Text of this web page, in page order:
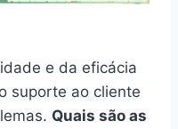
e da eficácia
suporte ao cliente
Quais são as